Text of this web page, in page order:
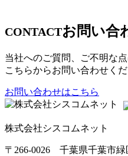
CONTACTお問い合
当社へのご質問、ご不明な
こちらからお問い合わせくだ
お問い合わせはこちら
株式会社シスコムネット
〒266-0026 千葉県千葉市緑